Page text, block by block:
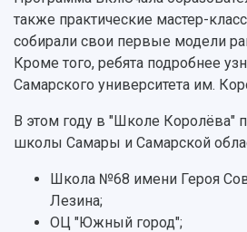
Музеи
Учебный аэродром
Центр истории
Ботанический сад
Международный
Официальные документы
Отчеты о проведенных
также практические мастер-
собирали свои первые модели
Кроме того, ребята подробнее
Самарского университета им.
В этом году в "Школе Королёва"
школы Самары и Самарской
Школа №68 имени Героя
Лезина;
ОЦ "Южный город";